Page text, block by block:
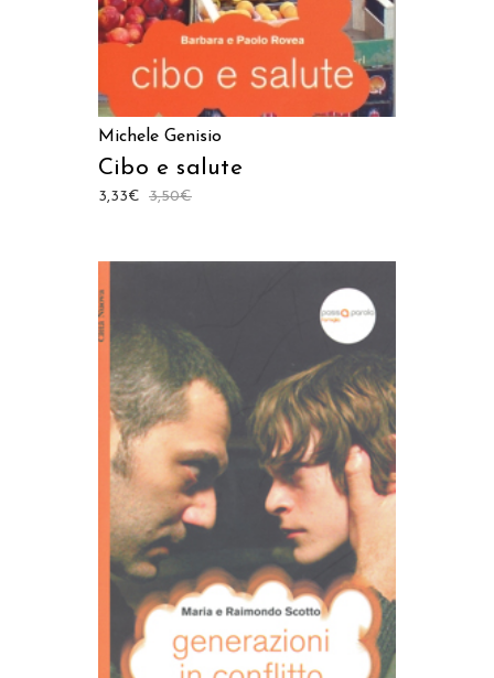
Michele Genisio
Cibo e salute
3,50€
3,33€
AGGIUNGI AL CARRELLO